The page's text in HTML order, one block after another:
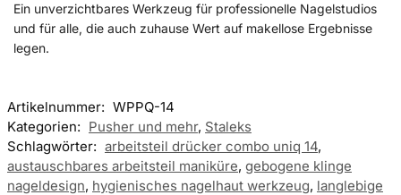
Ein unverzichtbares Werkzeug für professionelle Nagelstudios
und für alle, die auch zuhause Wert auf makellose Ergebnisse
legen.
Artikelnummer: WPPQ-14
Kategorien: Pusher und mehr, Staleks
Schlagwörter: arbeitsteil drücker combo uniq 14,
austauschbares arbeitsteil maniküre, gebogene klinge
nageldesign, hygienisches nagelhaut werkzeug, langlebige